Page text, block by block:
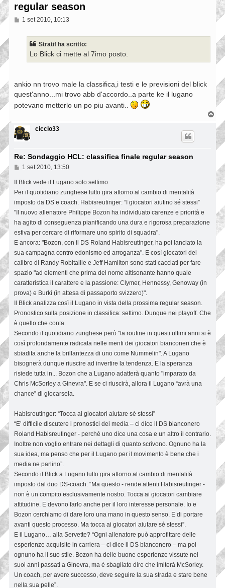
regular season
M1 set 2010, 10:13
Stratif ha scritto:
Lo Blick ci mette al 7imo posto.
ankio nn trovo male la classifica,i testi e le previsioni del blick
quest'anno...mi trovo abb d'accordo..a parte ke il lugano
potevano metterlo un po piu avanti..
p
ciccio33
Re: Sondaggio HCL: classifica finale regular season
M
s
a
g
i
o
1 set 2010, 13:50
Il Blick vede il Lugano solo settimo
Per il quotidiano zurighese tutto gira attorno al cambio di mentalità
imposto da DS e coach. Habisreutinger: “I giocatori aiutino sé stessi”
"Il nuovo allenatore Philippe Bozon ha individuato carenze e priorità e
ha agito di conseguenza pianificando una dura e rigorosa preparazione
estiva per cercare di riformare uno spirito di squadra".
E ancora: "Bozon, con il DS Roland Habisreutinger, ha poi lanciato la
sua campagna contro edonismo ed arroganza". E così giocatori del
calibro di Randy Robitaille e Jeff Hamilton sono stati cacciati per fare
spazio "ad elementi che prima del nome altisonante hanno quale
caratteristica il carattere e la passione: Clymer, Hennessy, Genoway (in
prova) e Burki (in attesa di passaporto svizzero)".
Il Blick analizza così il Lugano in vista della prossima regular season.
Pronostico sulla posizione in classifica: settimo. Dunque nei playoff. Che
è quello che conta.
Secondo il quotidiano zurighese però "la routine in questi ultimi anni si è
così profondamente radicata nelle menti dei giocatori bianconeri che è
sbiadita anche la brillantezza di uno come Nummelin". A Lugano
bisognerà dunque riuscire ad invertire la tendenza. E la speranza
risiede tutta in... Bozon che a Lugano adatterà quanto "imparato da
Chris McSorley a Ginevra". E se ci riuscirà, allora il Lugano “avrà una
chance” di giocarsela.
Habisreutinger: “Tocca ai giocatori aiutare sé stessi”
“E’ difficile discutere i pronostici dei media – ci dice il DS bianconero
Roland Habisreutinger - perché uno dice una cosa e un altro il contrario.
Inoltre non voglio entrare nei dettagli di quanto scrivono. Ognuno ha la
sua idea, ma penso che per il Lugano per il movimento è bene che i
media ne parlino”.
Secondo il Blick a Lugano tutto gira attorno al cambio di mentalità
imposto dal duo DS-coach. “Ma questo - rende attenti Habisreutinger -
non è un compito esclusivamente nostro. Tocca ai giocatori cambiare
attitudine. E devono farlo anche per il loro interesse personale. Io e
Bozon cerchiamo di dare loro una mano in questo senso. E di portare
avanti questo processo. Ma tocca ai giocatori aiutare sé stessi”.
E il Lugano… alla Servette? “Ogni allenatore può approfittare delle
esperienze acquisite in carriera – ci dice il DS bianconero – ma poi
ognuno ha il suo stile. Bozon ha delle buone esperienze vissute nei
suoi anni passati a Ginevra, ma è sbagliato dire che imiterà McSorley.
Un coach, per avere successo, deve seguire la sua strada e stare bene
nella sua pelle”.